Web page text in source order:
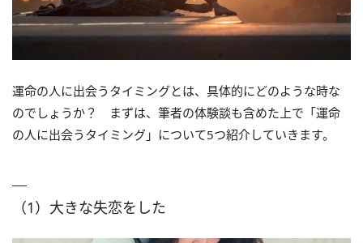
運命の人に出会うタイミングとは、具体的にどのような時な
のでしょうか？ まずは、筆者の体験談も含めた上で「運命
の人に出会うタイミング」について5つ紹介していきます。
（1）大きな失恋をした